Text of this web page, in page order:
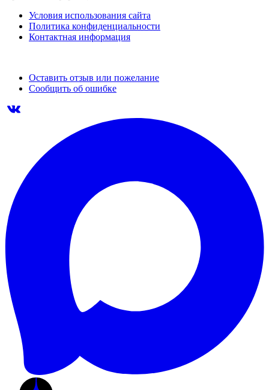
Условия использования сайта
Политика конфиденциальности
Контактная информация
Оставить отзыв или пожелание
Сообщить об ошибке